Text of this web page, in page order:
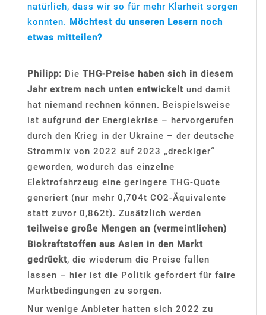
natürlich, dass wir so für mehr Klarheit sorgen
konnten. Möchtest du unseren Lesern noch
etwas mitteilen?
Philipp: Die THG-Preise haben sich in diesem
Jahr extrem nach unten entwickelt und damit
hat niemand rechnen können. Beispielsweise
ist aufgrund der Energiekrise – hervorgerufen
durch den Krieg in der Ukraine – der deutsche
Strommix von 2022 auf 2023 „dreckiger“
geworden, wodurch das einzelne
Elektrofahrzeug eine geringere THG-Quote
generiert (nur mehr 0,704t CO2-Äquivalente
statt zuvor 0,862t). Zusätzlich werden
teilweise große Mengen an (vermeintlichen)
Biokraftstoffen aus Asien in den Markt
gedrückt, die wiederum die Preise fallen
lassen – hier ist die Politik gefordert für faire
Marktbedingungen zu sorgen.
Nur wenige Anbieter hatten sich 2022 zu